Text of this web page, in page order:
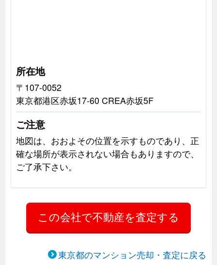
所在地
〒107-0052
東京都港区赤坂17-60 CREA赤坂5F
ご注意
地図は、おおよその位置を示すものであり、正
確な場所が表示されない場合もありますので、
ご了承下さい。
東京都のマンション売却・査定に戻る